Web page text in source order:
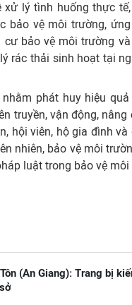
xử lý tình huống thực
bảo vệ môi trường,
cư bảo vệ môi trường
rác thải sinh hoạt tại
phát huy hiệu
truyền, vận động,
hội viên, hộ gia đình
nhiên, bảo vệ môi
luật trong bảo vệ
(An Giang): Trang bị